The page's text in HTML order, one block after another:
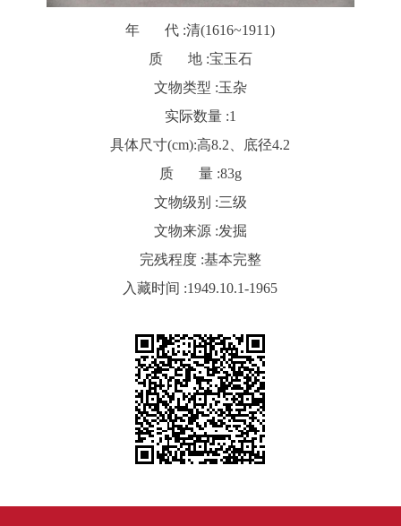
年 代 :清(1616~1911)
质 地 :宝玉石
文物类型 :玉杂
实际数量 :1
具体尺寸(cm):高8.2、底径4.2
质 量 :83g
文物级别 :三级
文物来源 :发掘
完残程度 :基本完整
入藏时间 :1949.10.1-1965